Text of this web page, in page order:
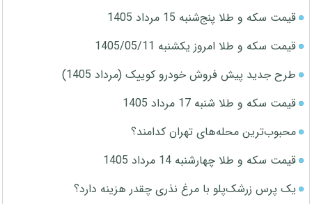
قیمت سکه و طلا پنج‌شنبه 15 مرداد 1405
قیمت سکه و طلا امروز یکشنبه 1405/05/11
طرح جدید پیش فروش خودرو کوییک (مرداد 1405)
قیمت سکه و طلا شنبه 17 مرداد 1405
محبوب‌ترین محله‌های تهران کدامند؟
قیمت سکه و طلا چهارشنبه 14 مرداد 1405
یک پرس زرشک‌پلو با مرغ نذری چقدر هزینه دارد؟